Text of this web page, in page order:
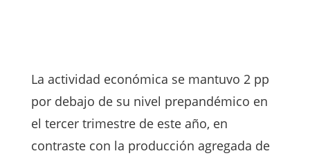
La actividad económica se mantuvo 2 pp
por debajo de su nivel prepandémico en
el tercer trimestre de este año, en
contraste con la producción agregada de